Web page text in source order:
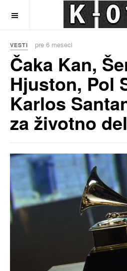
VESTI pre 6 meseci
Čaka Kan,
Hjuston, Pol
Karlos
za životno